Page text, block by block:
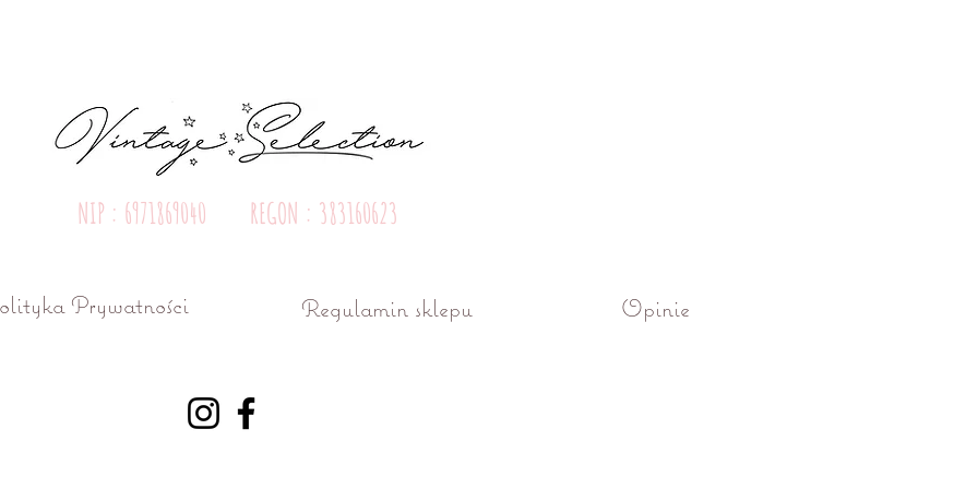
NIP : 6971869040 REGON : 383160623
ul. Różana 15Prywatności Regulamin sklepu Opinie